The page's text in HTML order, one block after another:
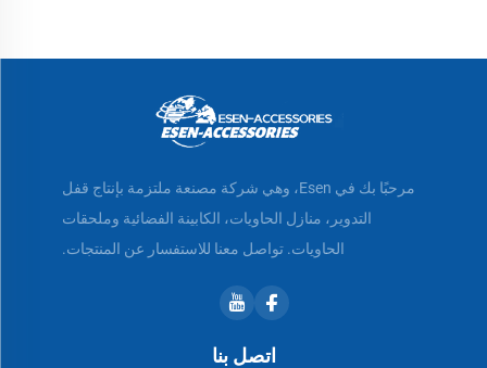
مرحبًا بك في Esen، وهي شركة مصنعة ملتزمة بإنتاج قفل
التدوير، منازل الحاويات، الكابينة الفضائية وملحقات
الحاويات. تواصل معنا للاستفسار عن المنتجات.
اتصل بنا